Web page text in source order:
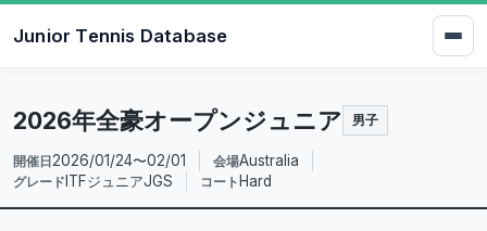
Junior Tennis Database
2026年全豪オープンジュニア 男子
開催日 2026/01/24〜02/01 会場Australia
グレード ITFジュニアJGS コート Hard